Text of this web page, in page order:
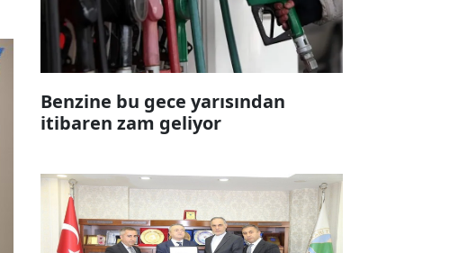
Benzine bu gece yarısından
itibaren zam geliyor